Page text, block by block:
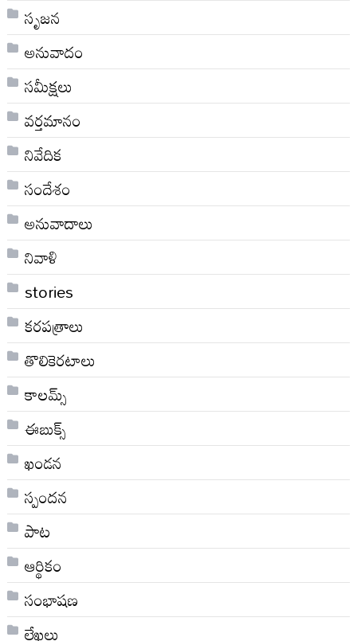
సృజన
అనువాదం
సమీక్షలు
వర్తమానం
నివేదిక
సందేశం
అనువాదాలు
నివాళి
stories
కరపత్రాలు
తొలికెరటాలు
కాలమ్స్
ఈబుక్స్
ఖండన
స్పందన
పాట
ఆర్థికం
సంభాషణ
లేఖలు